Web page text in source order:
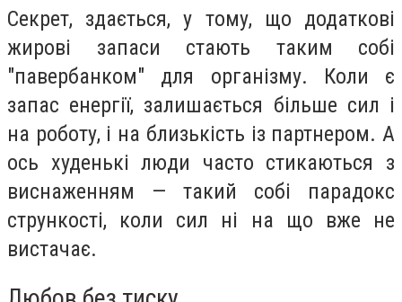
Секрет, здається, у тому, що додаткові
жирові запаси стають таким собі
"павербанком" для організму. Коли є
запас енергії, залишається більше сил і
на роботу, і на близькість із партнером. А
ось худенькі люди часто стикаються з
виснаженням — такий собі парадокс
стрункості, коли сил ні на що вже не
вистачає.